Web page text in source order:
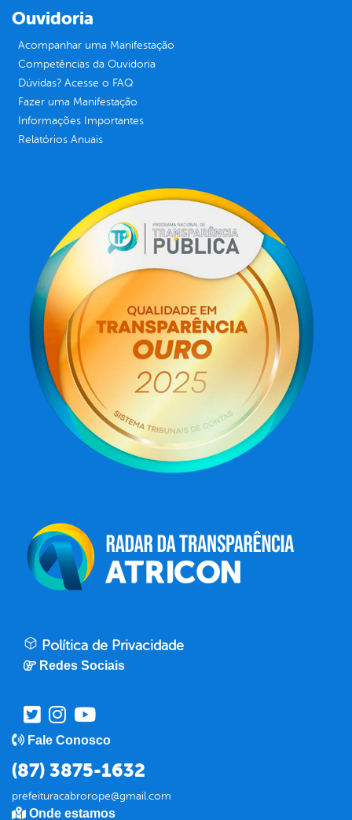
Ouvidoria
Acompanhar uma Manifestação
Competências da Ouvidoria
Dúvidas? Acesse o FAQ
Fazer uma Manifestação
Informações Importantes
Relatórios Anuais
Política de Privacidade
Redes Sociais
Fale Conosco
(87) 3875-1632
prefeituracabrorope@gmail.com
Onde estamos